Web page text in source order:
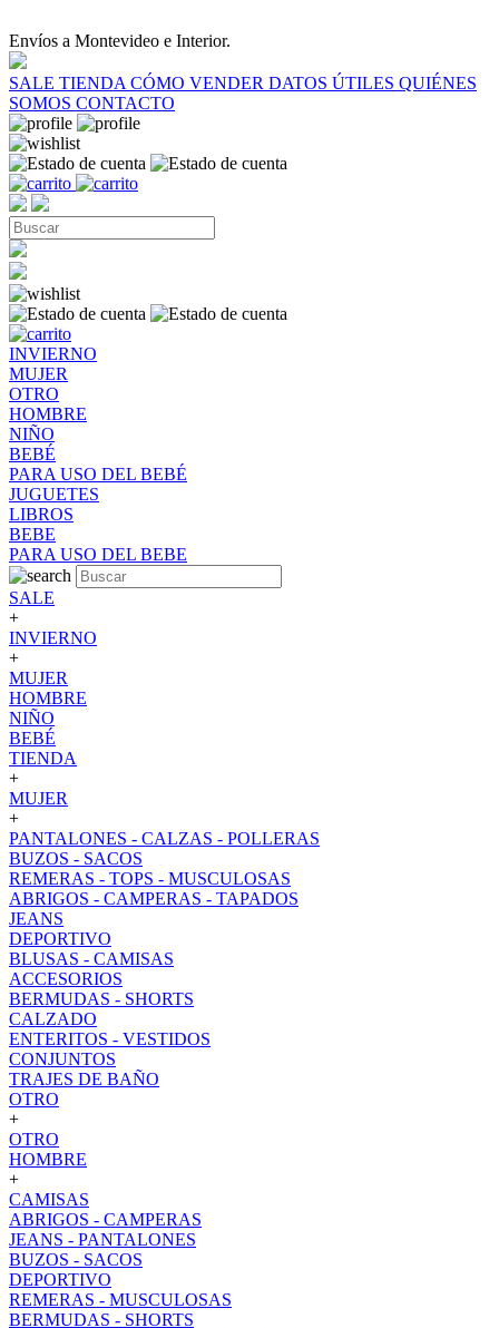
Envíos a Montevideo e Interior.
SALE TIENDA CÓMO VENDER DATOS ÚTILES QUIÉNES
SOMOS CONTACTO
INVIERNO
MUJER
OTRO
HOMBRE
NIÑO
BEBÉ
PARA USO DEL BEBÉ
JUGUETES
LIBROS
BEBE
PARA USO DEL BEBE
SALE
+
INVIERNO
+
MUJER
HOMBRE
NIÑO
BEBÉ
TIENDA
+
MUJER
+
PANTALONES - CALZAS - POLLERAS
BUZOS - SACOS
REMERAS - TOPS - MUSCULOSAS
ABRIGOS - CAMPERAS - TAPADOS
JEANS
DEPORTIVO
BLUSAS - CAMISAS
ACCESORIOS
BERMUDAS - SHORTS
CALZADO
ENTERITOS - VESTIDOS
CONJUNTOS
TRAJES DE BAÑO
OTRO
+
OTRO
HOMBRE
+
CAMISAS
ABRIGOS - CAMPERAS
JEANS - PANTALONES
BUZOS - SACOS
DEPORTIVO
REMERAS - MUSCULOSAS
BERMUDAS - SHORTS